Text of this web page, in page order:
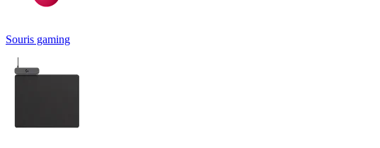
Souris gaming